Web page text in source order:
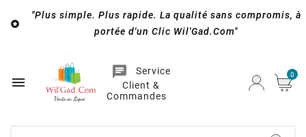

"Plus simple. Plus rapide. La qualité sans compromis, à
portée d'un Clic Wil'Gad.Com"

chat
Service
Client &
Commandes
0